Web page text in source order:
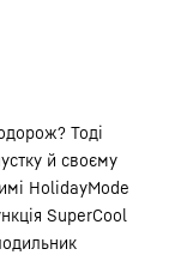
Тоді
й своєму
HolidayMode
SuperCool